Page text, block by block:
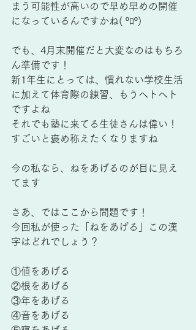
まう可能性が高いので早め早めの開催
になっているんですかね( ºﾛº)
でも、4月末開催だと大変なのはもちろ
ん準備です！
新1年生にとっては、慣れない学校生活
に加えて体育際の練習、もうヘトヘト
ですよね
それでも塾に来てる生徒さんは偉い！
すごいと褒め称えたくなりますね
今の私なら、ねをあげるのが目に見え
てます
さあ、ではここから問題です！
今回私が使った「ねをあげる」この漢
字はどれでしょう？
①値をあげる
②根をあげる
③年をあげる
④音をあげる